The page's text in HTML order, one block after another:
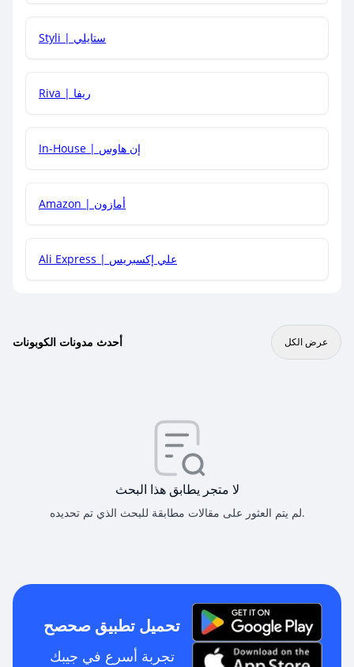
هل يمكنني جمع كود خصم مع العروض الأخرى؟
Styli | ستايلي
Riva | ريفا
In-House | إن هاوس
Amazon | أمازون
Ali Express | علي إكسبريس
أحدث مدونات الكوبونات عرض الكل
لا متجر يطابق هذا البحث
لم يتم العثور على مقالات مطابقة للبحث الذي تم تحديده.
تحميل تطبيق صحصح
تجربة أسرع في جيبك